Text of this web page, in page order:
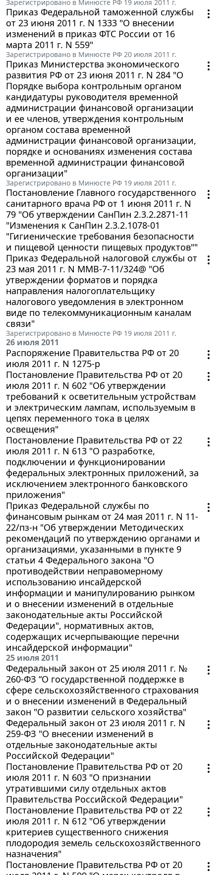
Зарегистрировано в Минюсте РФ 19 июля 2011 г.
Приказ Федеральной таможенной службы
от 23 июня 2011 г. N 1333 "О внесении
изменений в приказ ФТС России от 16
марта 2011 г. N 559"
Зарегистрировано в Минюсте РФ 20 июля 2011 г.
Приказ Министерства экономического
развития РФ от 23 июня 2011 г. N 284 "О
Порядке выбора контрольным органом
кандидатуры руководителя временной
администрации финансовой организации
и ее членов, утверждения контрольным
органом состава временной
администрации финансовой организации,
порядке и основаниях изменения состава
временной администрации финансовой
организации"
Зарегистрировано в Минюсте РФ 19 июля 2011 г.
Постановление Главного государственного
санитарного врача РФ от 1 июня 2011 г. N
79 "Об утверждении СанПин 2.3.2.2871-11
"Изменения к СанПин 2.3.2.1078-01
"Гигиенические требования безопасности
и пищевой ценности пищевых продуктов""
Приказ Федеральной налоговой службы от
23 мая 2011 г. N ММВ-7-11/324@ "Об
утверждении форматов и порядка
направления налогоплательщику
налогового уведомления в электронном
виде по телекоммуникационным каналам
связи"
Зарегистрировано в Минюсте РФ 19 июля 2011 г.
26 июля 2011
Распоряжение Правительства РФ от 20
июля 2011 г. N 1275-р
Постановление Правительства РФ от 20
июля 2011 г. N 602 "Об утверждении
требований к осветительным устройствам
и электрическим лампам, используемым в
цепях переменного тока в целях
освещения"
Постановление Правительства РФ от 22
июля 2011 г. N 613 "О разработке,
подключении и функционировании
федеральных электронных приложений, за
исключением электронного банковского
приложения"
Приказ Федеральной службы по
финансовым рынкам от 24 мая 2011 г. N 11-
22/пз-н "Об утверждении Методических
рекомендаций по утверждению органами и
организациями, указанными в пункте 9
статьи 4 Федерального закона "О
противодействии неправомерному
использованию инсайдерской
информации и манипулированию рынком
и о внесении изменений в отдельные
законодательные акты Российской
Федерации", нормативных актов,
содержащих исчерпывающие перечни
инсайдерской информации"
25 июля 2011
Федеральный закон от 25 июля 2011 г. №
260-ФЗ “О государственной поддержке в
сфере сельскохозяйственного страхования
и о внесении изменений в Федеральный
закон "О развитии сельского хозяйства"
Федеральный закон от 23 июля 2011 г. N
259-ФЗ "О внесении изменений в
отдельные законодательные акты
Российской Федерации"
Постановление Правительства РФ от 20
июля 2011 г. N 603 "О признании
утратившими силу отдельных актов
Правительства Российской Федерации"
Постановление Правительства РФ от 22
июля 2011 г. N 612 "Об утверждении
критериев существенного снижения
плодородия земель сельскохозяйственного
назначения"
Постановление Правительства РФ от 20